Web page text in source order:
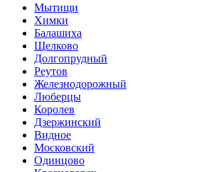
Мытищи
Химки
Балашиха
Щелково
Долгопрудный
Реутов
Железнодорожный
Люберцы
Королев
Дзержинский
Видное
Московский
Одинцово